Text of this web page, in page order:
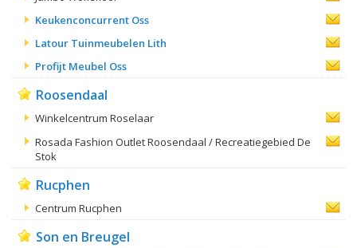
Keukenconcurrent Oss
Latour Tuinmeubelen Lith
Profijt Meubel Oss
Roosendaal
Winkelcentrum Roselaar
Rosada Fashion Outlet Roosendaal / Recreatiegebied De
Stok
Rucphen
Centrum Rucphen
Son en Breugel